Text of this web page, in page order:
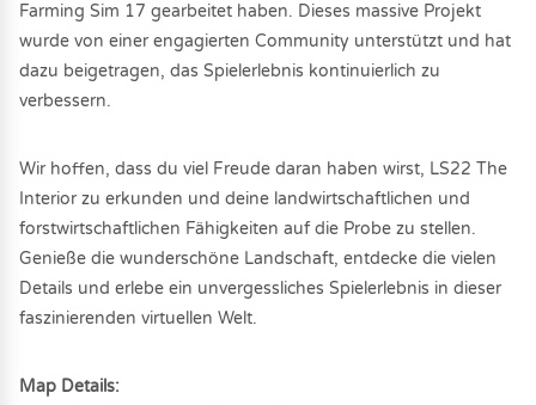
Farming Sim 17 gearbeitet haben. Dieses massive Projekt
wurde von einer engagierten Community unterstützt und hat
dazu beigetragen, das Spielerlebnis kontinuierlich zu
verbessern.
Wir hoffen, dass du viel Freude daran haben wirst, LS22 The
Interior zu erkunden und deine landwirtschaftlichen und
forstwirtschaftlichen Fähigkeiten auf die Probe zu stellen.
Genieße die wunderschöne Landschaft, entdecke die vielen
Details und erlebe ein unvergessliches Spielerlebnis in dieser
faszinierenden virtuellen Welt.
Map Details: